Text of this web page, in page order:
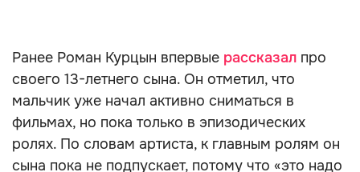
Ранее Роман Курцын впервые рассказал про
своего 13-летнего сына. Он отметил, что
мальчик уже начал активно сниматься в
фильмах, но пока только в эпизодических
ролях. По словам артиста, к главным ролям он
сына пока не подпускает, потому что «это надо